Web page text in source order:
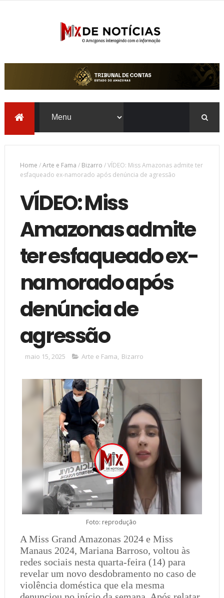
Home /Arte e Fama / Bizarro /VÍDEO: Miss Amazonas admite ter
esfaqueado ex-namorado após denúncia de agressão
VÍDEO: Miss
Amazonas admite
ter esfaqueado ex-
namorado após
denúncia de
agressão
maio 15, 2025 Arte e Fama, Bizarro
Foto: reprodução
A Miss Grand Amazonas 2024 e Miss
Manaus 2024, Mariana Barroso, voltou às
redes sociais nesta quarta-feira (14) para
revelar um novo desdobramento no caso de
violência doméstica que ela mesma